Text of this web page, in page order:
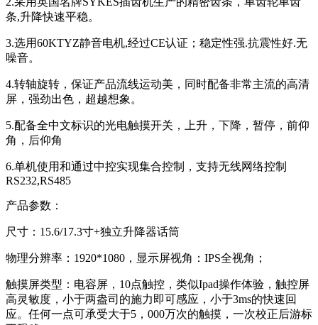
条,升降快速平稳。
3.选用60KTYZ静音电机,经过CE认证；稳定性强.抗震性好.无
噪音。
4.转轴旋转，保证产品流线运动美，同时配备非常主流的高清
屏，强劲出色，超越想象。
5.配备全中文标识的光电触摸开关，上升，下降，暂停，前仰
角，后仰角
6.单机使用和通过中控实现集合控制，支持无线网络控制
RS232,RS485
产品参数：
尺寸：15.6/17.3寸+独立升降器话筒
物理分辨率：1920*1080，显示屏视角：IPS全视角；
触摸屏类型：电容屏，10点触控，类似Ipad操作体验，触控屏
高灵敏度，小于两盎司的施力即可感应，小于3ms的快速回
应。任何一点可承受大于5，000万次的触摸，一次校正后游标